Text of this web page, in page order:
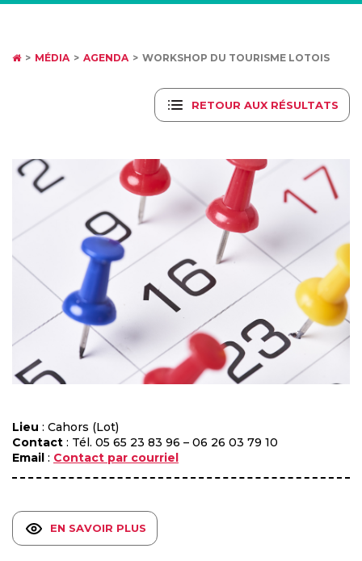
MÉDIA AGENDA WORKSHOP DU TOURISME LOTOIS
RETOUR AUX RÉSULTATS
Lieu : Cahors (Lot)
Contact : Tél. 05 65 23 83 96 – 06 26 03 79 10
Email : Contact par courriel
EN SAVOIR PLUS